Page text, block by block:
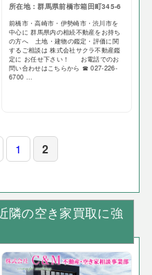
所在地：群馬県前橋市箱田町345-6
前橋市・高崎市・伊勢崎市・渋川市を
中心に 群馬県内の相続不動産をお持ち
の方へ 土地・建物の鑑定・評価に関
するご相談は 株式会社サクラ不動産鑑
定に お任せ下さい！ お電話でのお
問い合わせはこちらから ☎ 027-226-
6700 ...
1 2
隣の空き家買取に強